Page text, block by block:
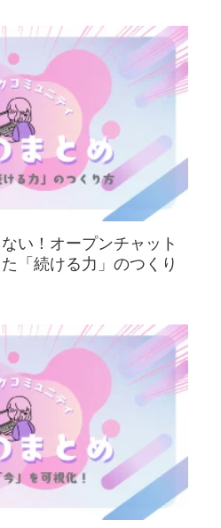
い！オープンチャット
「続ける力」のつくり